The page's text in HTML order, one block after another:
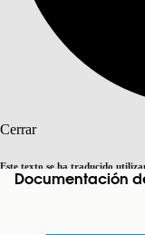
Cerrar
Este texto se ha traducido
informaciónaquí . Cambiar a
Documentación
Índice de materias